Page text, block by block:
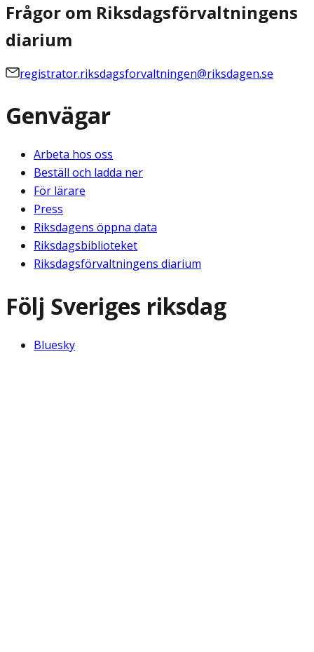
Frågor om Riksdagsförvaltningens
diarium
registrator.riksdagsforvaltningen@riksdagen.se
Genvägar
Arbeta hos oss
Beställ och ladda ner
För lärare
Press
Riksdagens öppna data
Riksdagsbiblioteket
Riksdagsförvaltningens diarium
Följ Sveriges riksdag
Bluesky